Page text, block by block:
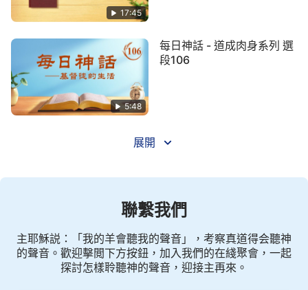
新的工作，而且在全宇宙開始他今天的新工作。在這
明出來，最後使背叛他的全人類都重新歸服他的寶座
之前，所以在神的審判之中仍然包含着神的憐憫、慈
愛。就藉着世界發生各種動態，使得人心惶惶，從而
就此機會來尋求神，因而讓人都流歸神的面前，所以
救，對人所施的仍然是慈愛的一種」。
基督教會詩歌《子民越成熟大紅龍越垮
台》
1 當子民都被作成，而且地上的國成為基督的
17:45
5:48
每日神話 - 道成肉身系列 選
段106
展開
聯繫我們
主耶穌説：「我的羊會聽我的聲音」，考察真道得会聽神
的聲音。歡迎擊閲下方按鈕，加入我們的在綫聚會，一起
探討怎樣聆聽神的聲音，迎接主再來。